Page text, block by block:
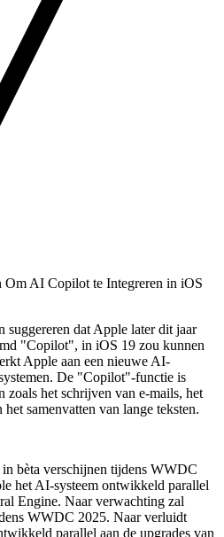
Om AI Copilot te Integreren in iOS
suggereren dat Apple later dit jaar
"Copilot", in iOS 19 zou kunnen
Apple aan een nieuwe AI-
De "Copilot"-functie is
zoals het schrijven van e-mails, het
samenvatten van lange teksten.
bèta verschijnen tijdens WWDC
het AI-systeem ontwikkeld parallel
Engine. Naar verwachting zal
WWDC 2025. Naar verluidt
parallel aan de upgrades van